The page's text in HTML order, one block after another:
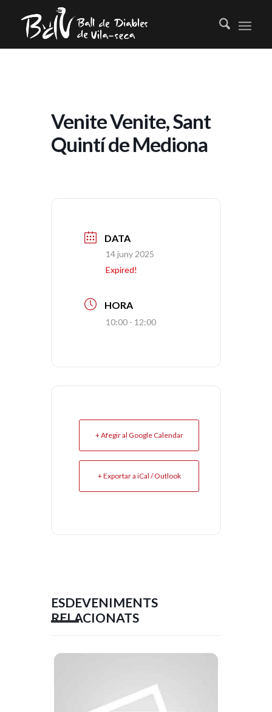
Venite Venite, Sant
Quintí de Mediona
DATA
14 juny 2025
Expired!
HORA
10:00 - 12:00
+ Afegir al Google Calendar
+ Exportar a iCal / Outlook
ESDEVENIMENTS
RELACIONATS